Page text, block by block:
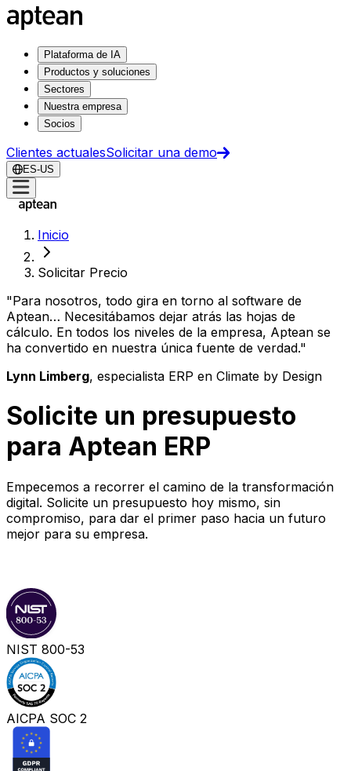
Plataforma de IA
Productos y soluciones
Sectores
Nuestra empresa
Socios
Clientes actualesSolicitar una demo
ES-US
Inicio
Solicitar Precio
"Para nosotros, todo gira en torno al software de
Aptean… Necesitábamos dejar atrás las hojas de
cálculo. En todos los niveles de la empresa, Aptean se
ha convertido en nuestra única fuente de verdad."
Lynn Limberg, especialista ERP en Climate by Design
Solicite un presupuesto
para Aptean ERP
Empecemos a recorrer el camino de la transformación
digital. Solicite un presupuesto hoy mismo, sin
compromiso, para dar el primer paso hacia un futuro
mejor para su empresa.
NIST 800-53
AICPA SOC 2